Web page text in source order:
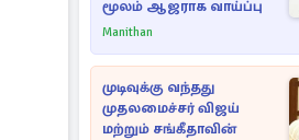
மூலம் ஆஜராக வாய்ப்பு
Manithan
முடிவுக்கு வந்தது
முதலமைச்சர் விஜய்
மற்றும் சங்கீதாவின்